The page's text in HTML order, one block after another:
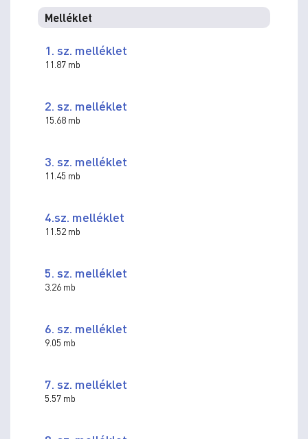
Melléklet
1. sz. melléklet
11.87 mb
2. sz. melléklet
15.68 mb
3. sz. melléklet
11.45 mb
4.sz. melléklet
11.52 mb
5. sz. melléklet
3.26 mb
6. sz. melléklet
9.05 mb
7. sz. melléklet
5.57 mb